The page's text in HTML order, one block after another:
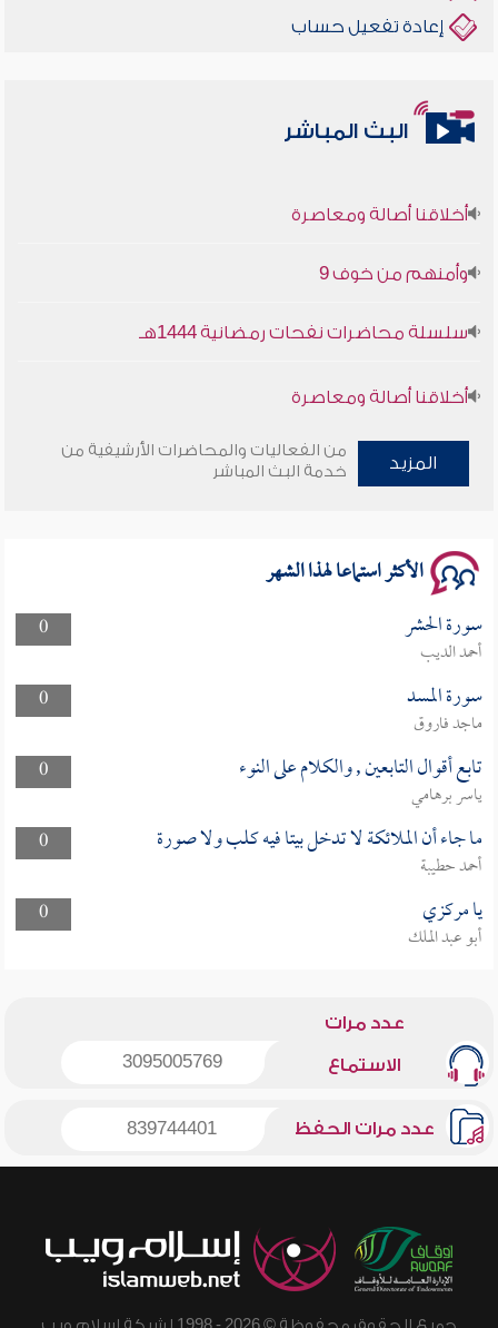
إعادة تفعيل حساب
البث المباشر
أخلاقنا أصالة ومعاصرة
وأمنهم من خوف 9
أخلاقنا أصالة ومعاصرة
وأمنهم من خوف 9
المزيد
من الفعاليات والمحاضرات الأرشيفية من
خدمة البث المباشر
الأكثر استماعا لهذا الشهر
0 سورة الحشر
أحمد الديب
0
سورة المسد
ماجد فاروق
0
تابع أقوال التابعين , والكلام على النوء
ياسر برهامي
0
ما جاء أن الملائكة لا تدخل بيتا فيه كلب ولا صورة
أحمد حطيبة
0
يا مركزي
أبو عبد الملك
عدد مرات
الاستماع 3095005769
عدد مرات الحفظ 839744401